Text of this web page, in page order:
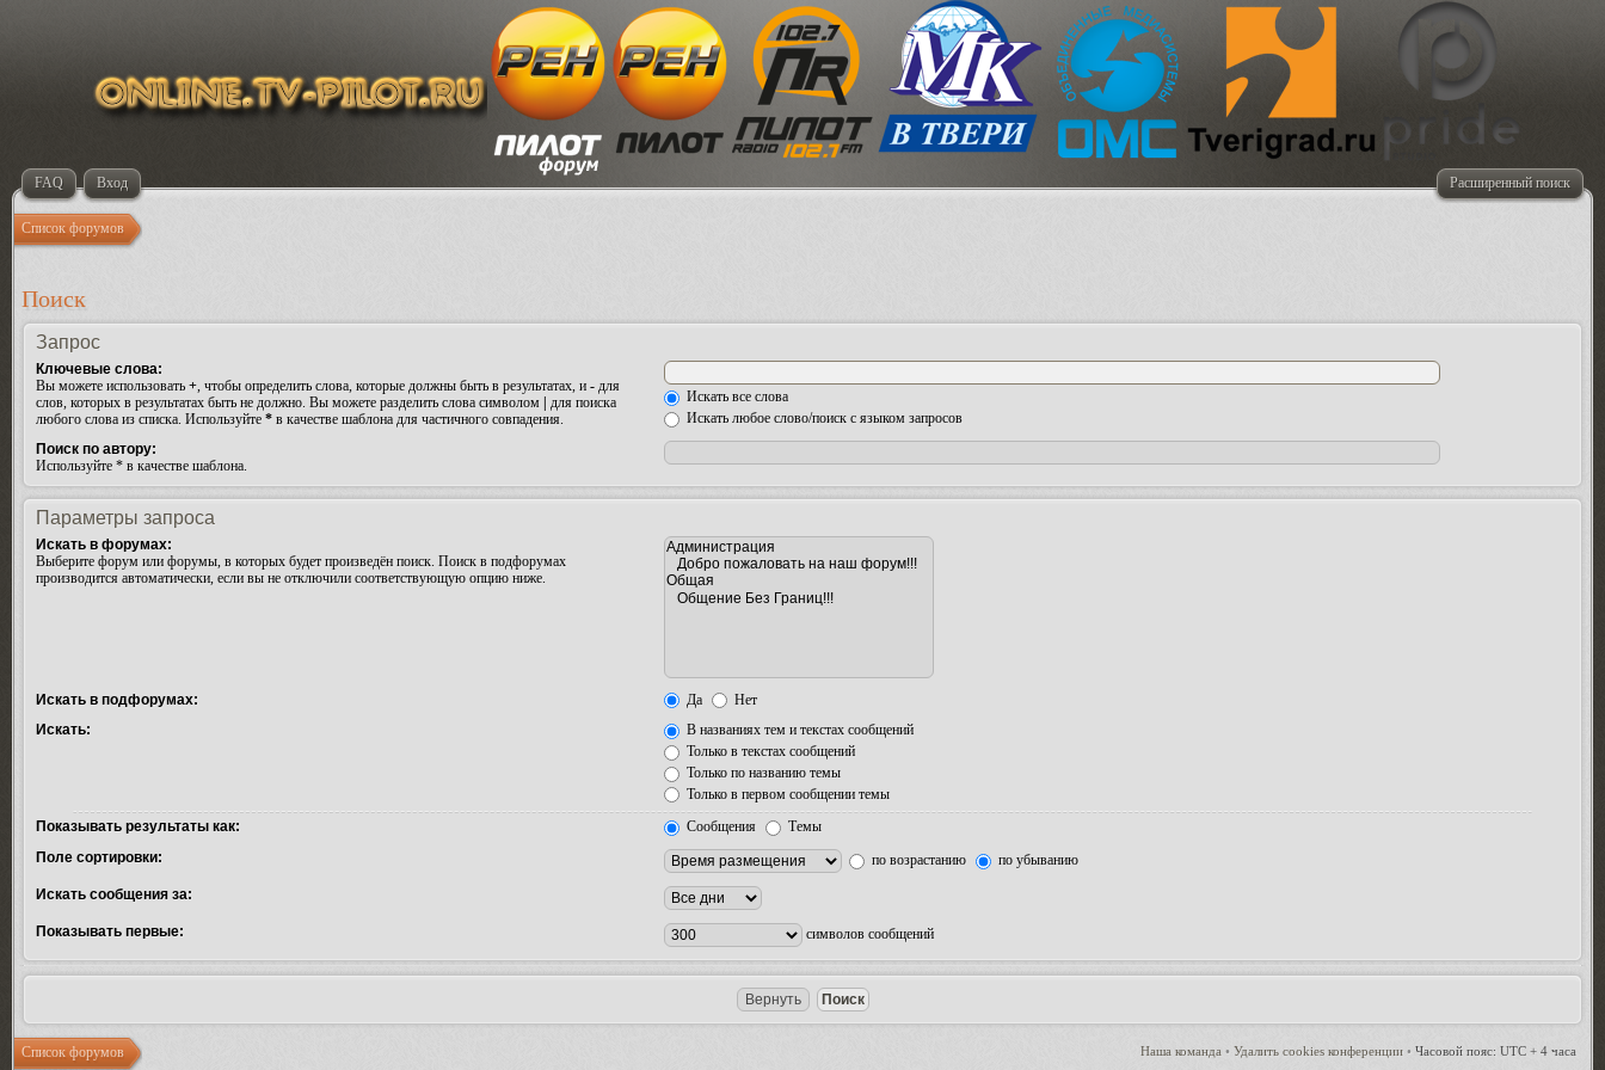
Расширенный поиск
FAQ Вход
Список форумов
Поиск
Запрос
Ключевые слова:
Вы можете использовать +, чтобы определить слова, которые должны быть в результатах, и - для
слов, которых в результатах быть не должно. Вы можете разделить слова символом
для поиска
любого слова из списка. Используйте * в качестве шаблона для частичного совпадения.
Искать все слова
Искать любое слово/поиск с языком запросов
Поиск по автору:
Используйте * в качестве шаблона.
Параметры запроса
Искать в форумах:
Выберите форум или форумы, в которых будет произведён поиск. Поиск в подфорумах
производится автоматически, если вы не отключили соответствующую опцию ниже.
Искать в подфорумах: Да
Нет
Искать:
В названиях тем и текстах сообщений
Только в текстах сообщений
Только по названию темы
Только в первом сообщении темы
Показывать результаты как:
Сообщения
Темы
Поле сортировки:
по возрастанию по убыванию
Искать сообщения за:
Показывать первые: символов сообщений
Наша команда • Удалить cookies конференции • Часовой пояс: UTC + 4 часа
Список форумов